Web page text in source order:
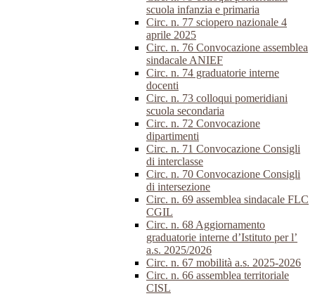
scuola infanzia e primaria
Circ. n. 77 sciopero nazionale 4
aprile 2025
Circ. n. 76 Convocazione assemblea
sindacale ANIEF
Circ. n. 74 graduatorie interne
docenti
Circ. n. 73 colloqui pomeridiani
scuola secondaria
Circ. n. 72 Convocazione
dipartimenti
Circ. n. 71 Convocazione Consigli
di interclasse
Circ. n. 70 Convocazione Consigli
di intersezione
Circ. n. 69 assemblea sindacale FLC
CGIL
Circ. n. 68 Aggiornamento
graduatorie interne d’Istituto per l’
a.s. 2025/2026
Circ. n. 67 mobilità a.s. 2025-2026
Circ. n. 66 assemblea territoriale
CISL